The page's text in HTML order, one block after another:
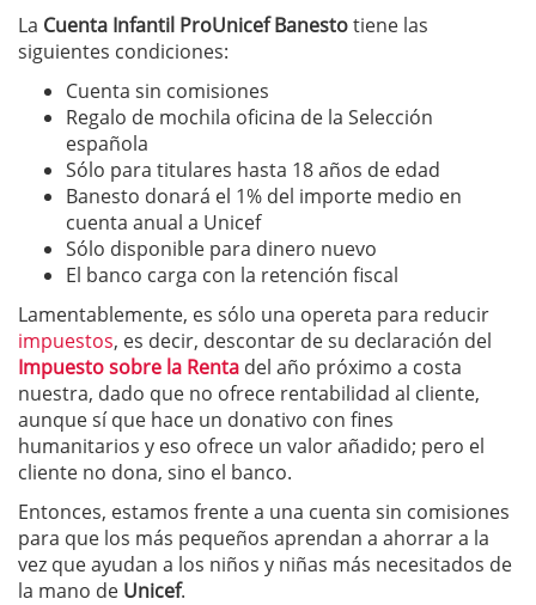
La Cuenta Infantil ProUnicef Banestotiene las
siguientes condiciones:
Cuenta sin comisiones
Regalo de mochila oficina de la Selección
española
Sólo para titulares hasta 18 años de edad
Banesto donará el 1% del importe medio en
cuenta anual a Unicef
Sólo disponible para dinero nuevo
El banco carga con la retención fiscal
Lamentablemente, es sólo una opereta para reducir
impuestos, es decir, descontar de su declaración del
Impuesto sobre la Renta del año próximo a costa
nuestra, dado que no ofrece rentabilidad al cliente,
aunque sí que hace un donativo con fines
humanitarios y eso ofrece un valor añadido; pero el
cliente no dona, sino el banco.
Entonces, estamos frente a una cuenta sin comisiones
para que los más pequeños aprendan a ahorrar a la
vez que ayudan a los niños y niñas más necesitados de
la mano de Unicef.